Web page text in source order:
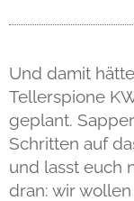
Und damit
Tellerspione
geplant.
Schritten auf
und lasst euch
dran: wir